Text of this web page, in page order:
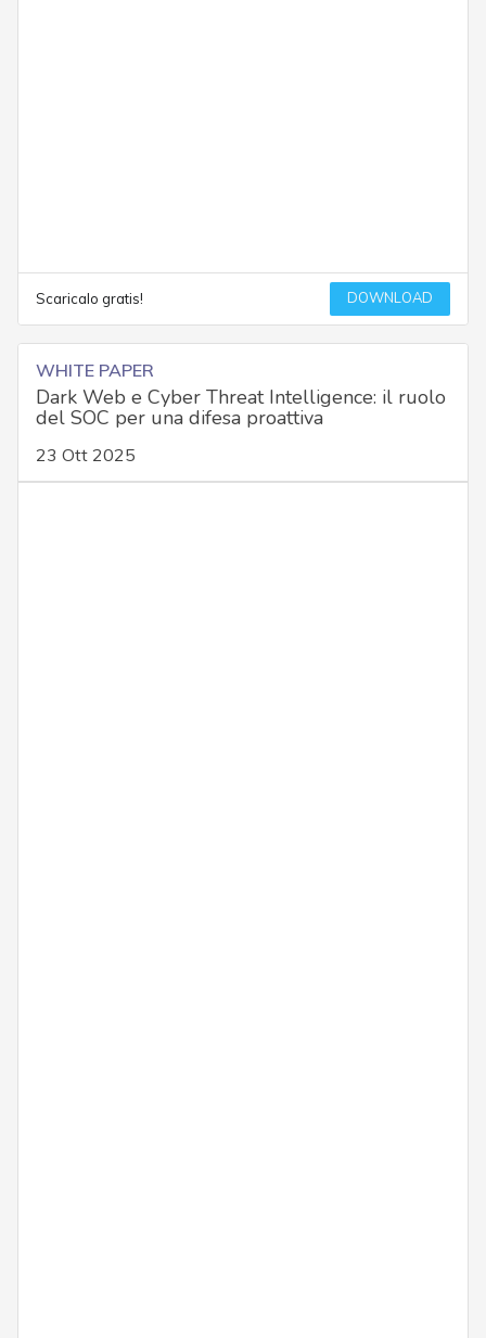
Scaricalo gratis! DOWNLOAD
WHITE PAPER
Dark Web e Cyber Threat Intelligence: il ruolo
del SOC per una difesa proattiva
23 Ott 2025